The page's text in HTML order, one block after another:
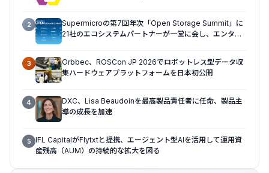
2
Supermicroの第7回年次「Open Storage Summit」に
21社のエコシステムパートナーが一堂に会し、エンター
3
Orbbec、ROSCon JP 2026でロボットレス型データ収
集ハードウェアプラットフォームを日本初公開
4
DXC、Lisa Beaudoinを最高製品責任者に任命、製品主
導の成長を加速
5 IFL CapitalがFlytxtと提携、エージェント型AIを活用して運用資
産残高（AUM）の持続的な拡大を図る